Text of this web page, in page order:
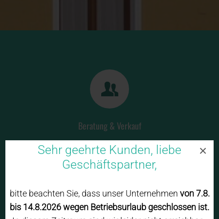
Sehr geehrte Kunden, liebe
Geschäftspartner,
bitte beachten Sie, dass unser Unternehmen von 7.8.
bis 14.8.2026 wegen Betriebsurlaub geschlossen ist.
×
Beratung & Verkauf
Genießen Sie bei uns kompetente Beratung rund um die
Themen Elektrogeräte und Elektroinstallationen durch
Große Auswahl an Haushaltsgeräten (Groß und Klein)